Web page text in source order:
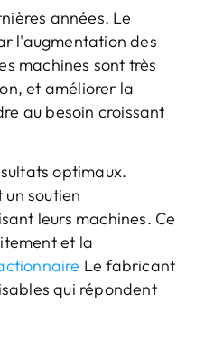
années. Le
l'augmentation des
machines sont très
et améliorer la
au besoin croissant
optimaux.
soutien
leurs machines. Ce
et la
Le fabricant
qui répondent